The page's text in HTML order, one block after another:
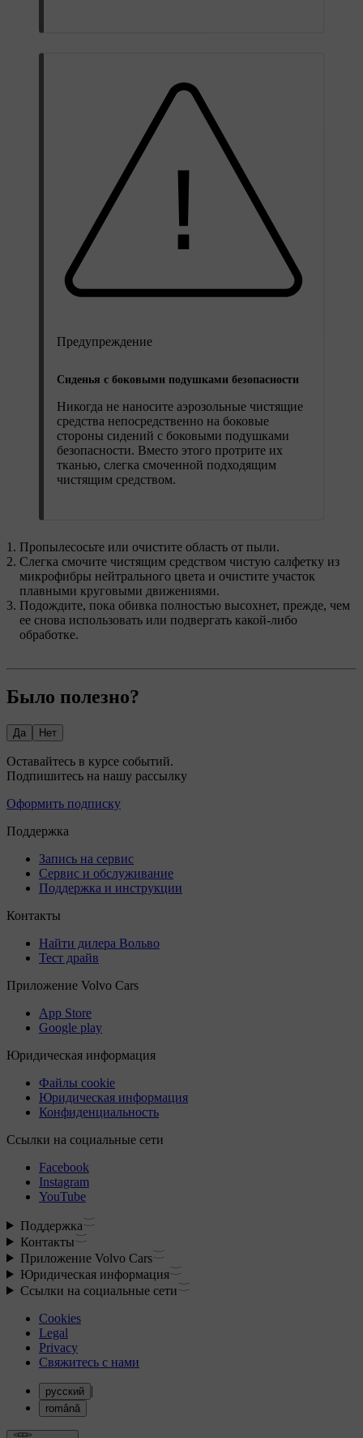
Предупреждение
Сиденья с боковыми подушками безопасности
Никогда не наносите аэрозольные чистящие
средства непосредственно на боковые
стороны сидений с боковыми подушками
безопасности. Вместо этого протрите их
тканью, слегка смоченной подходящим
чистящим средством.
Пропылесосьте или очистите область от пыли.
Слегка смочите чистящим средством чистую салфетку из
микрофибры нейтрального цвета и очистите участок
плавными круговыми движениями.
Подождите, пока обивка полностью высохнет, прежде, чем
ее снова использовать или подвергать какой-либо
обработке.
Было полезно?
Да Нет